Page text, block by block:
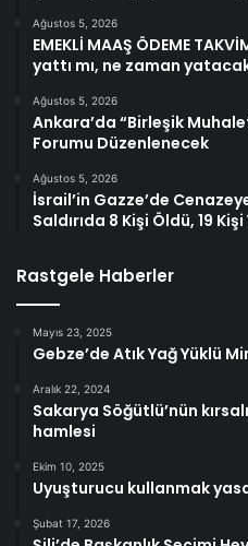
Ağustos 5, 2026
EMEKLİ MAAŞ ÖDEME
yattı mı, ne zaman
Ağustos 5, 2026
Ankara’da “Birleşik
Forumu Düzenlenecek
Ağustos 5, 2026
İsrail’in Gazze’de
Saldırıda 8 Kişi Öldü, 19
Rastgele Haberler
Mayıs 23, 2025
Gebze’de Atık Yağ Yüklü
Aralık 22, 2024
Sakarya Söğütlü’nün
hamlesi
Ekim 10, 2025
Uyuşturucu kullanmak
Şubat 17, 2026